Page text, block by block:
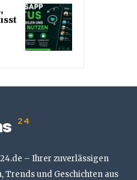
24
– Ihrer zuverlässigen
Trends und Geschichten aus